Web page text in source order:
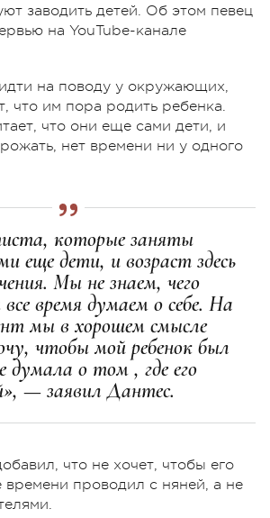
заводить детей. Об этом певец
на YouTube-канале
на поводу у окружающих,
что им пора родить ребенка.
что они еще сами дети, и
нет времени ни у одного
которые заняты
еще дети, и возраст здесь
Мы не знаем, чего
время думаем о себе. На
мы в хорошем смысле
чтобы мой ребенок был
думала о том , где его
— заявил Дантес.
что не хочет, чтобы его
проводил с няней, а не